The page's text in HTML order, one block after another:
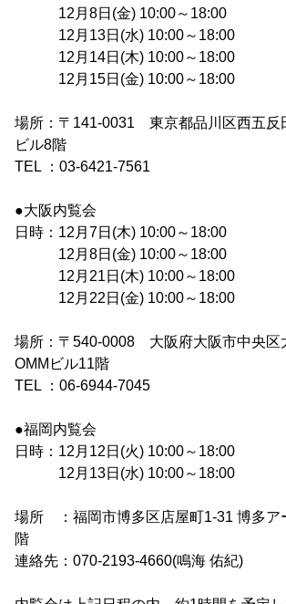
12月8日(金) 10:00～18:00
12月13日(水) 10:00～18:00
12月14日(木) 10:00～18:00
12月15日(金) 10:00～18:00
場所：〒141-0031 東京都品川区西五反
ビル8階
TEL ：03-6421-7561
●大阪内覧会
日時：12月7日(木) 10:00～18:00
12月8日(金) 10:00～18:00
12月21日(木) 10:00～18:00
12月22日(金) 10:00～18:00
場所：〒540-0008 大阪府大阪市中央区
OMMビル11階
TEL ：06-6944-7045
●福岡内覧会
日時：12月12日(火) 10:00～18:00
12月13日(水) 10:00～18:00
場所 ：福岡市博多区店屋町1-31 博多ア
階
連絡先：070-2193-4660(鳴海 佑紀)